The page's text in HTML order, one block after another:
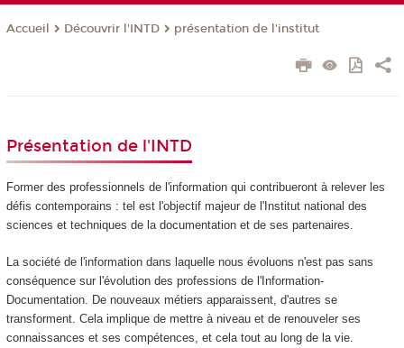
Accueil Découvrir l'INTD présentation de l'institut
Présentation de l'INTD
Former des professionnels de l'information qui contribueront à relever les
défis contemporains : tel est l'objectif majeur de l'Institut national des
sciences et techniques de la documentation et de ses partenaires.
La société de l'information dans laquelle nous évoluons n'est pas sans
conséquence sur l'évolution des professions de l'Information-
Documentation. De nouveaux métiers apparaissent, d'autres se
transforment. Cela implique de mettre à niveau et de renouveler ses
connaissances et ses compétences, et cela tout au long de la vie.